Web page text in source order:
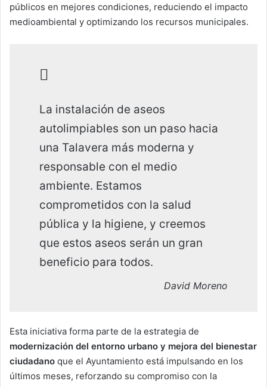
públicos en mejores condiciones, reduciendo el impacto
medioambiental y optimizando los recursos municipales.
La instalación de aseos
autolimpiables son un paso hacia
una Talavera más moderna y
responsable con el medio
ambiente. Estamos
comprometidos con la salud
pública y la higiene, y creemos
que estos aseos serán un gran
beneficio para todos.
David Moreno
Esta iniciativa forma parte de la estrategia de
modernización del entorno urbano y mejora del bienestar
ciudadano que el Ayuntamiento está impulsando en los
últimos meses, reforzando su compromiso con la